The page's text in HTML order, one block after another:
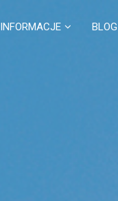
INFORMACJE BLOG